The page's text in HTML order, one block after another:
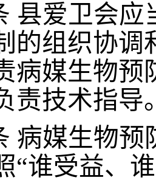
县爱卫会应
的组织协调
病媒生物
责技术指导
病媒生物预
“谁受益、